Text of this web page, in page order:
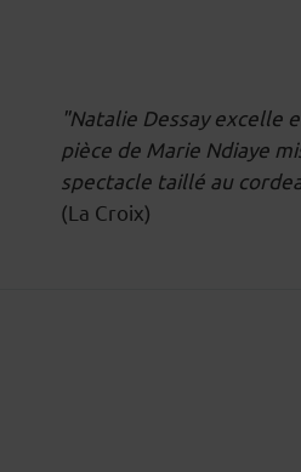
"Natalie Dessay excelle
pièce de Marie Ndiaye
spectacle taillé au
(La Croix)